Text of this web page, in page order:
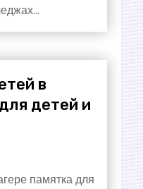
в
детей и
памятка для